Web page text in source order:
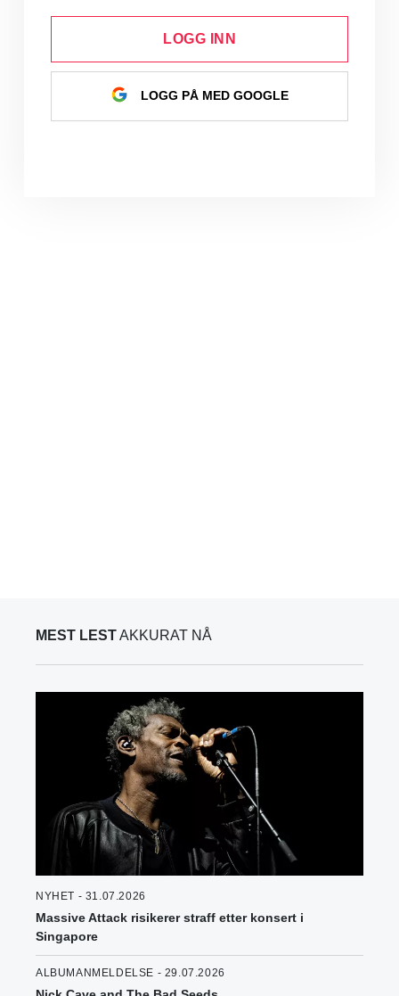
LOGG INN
LOGG PÅ MED GOOGLE
MEST LESTAKKURAT NÅ
NYHET - 31.07.2026
Massive Attack risikerer straff etter konsert i
Singapore
ALBUMANMELDELSE - 29.07.2026